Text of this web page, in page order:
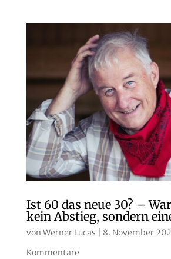
Ist 60 das neue 30? –
kein Abstieg, sondern
von Werner Lucas 8. November
Kommentare